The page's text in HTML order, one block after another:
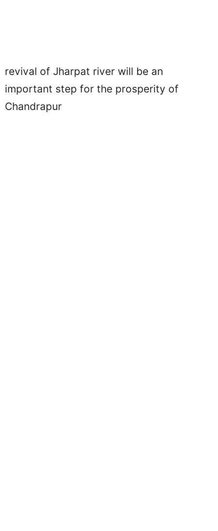
revival of Jharpat river will be an
important step for the prosperity of
Chandrapur